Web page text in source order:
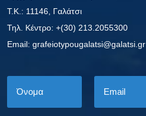
Τ.Κ.: 11146, Γαλάτσι
Τηλ. Κέντρο: +(30) 213.2055300
Εmail: grafeiotypougalatsi@galatsi.gr